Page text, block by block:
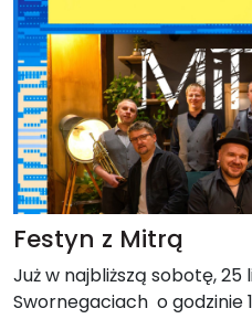
Festyn z Mitrą
Już w najbliższą sobotę,
Swornegaciach o godzinie